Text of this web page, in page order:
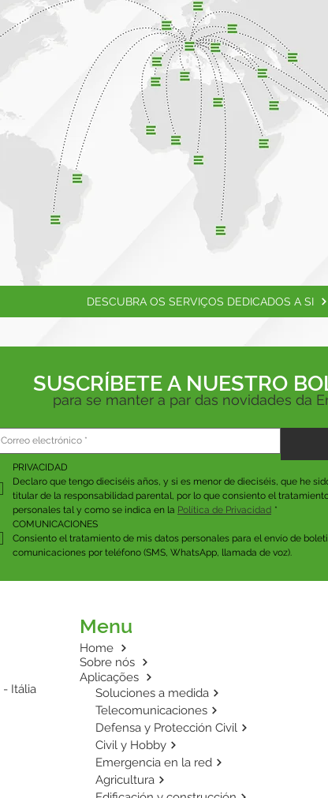
DESCUBRA OS SERVIÇOS DEDICADOS A SI
SUSCRÍBETE A NUESTRO
para se manter a par das novidades da
PRIVACIDAD
Declaro que tengo dieciséis años, y si es menor de dieciséis, que he
titular de la responsabilidad parental, por lo que consiento el
personales tal y como se indica en la Política de Privacidad *
COMUNICACIONES
Consiento el tratamiento de mis datos personales para el envío de
comunicaciones por teléfono (SMS, WhatsApp, llamada de voz).
- Itália
Menu
Home
Sobre nós
Aplicações
Soluciones a medida
Telecomunicaciones
Defensa y Protección Civil
Civil y Hobby
Emergencia en la red
Agricultura